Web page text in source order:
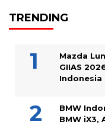
TRENDING
Mazda
GIIAS
Indonesia
BMW
BMW iX3,